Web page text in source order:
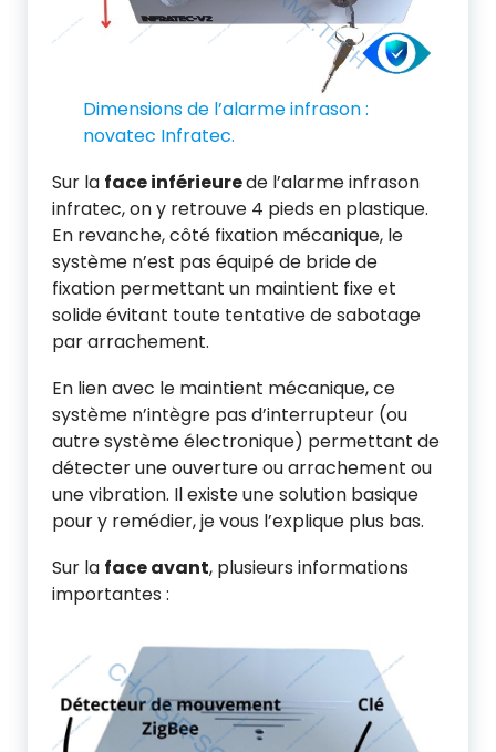
Dimensions de l’alarme infrason :
novatec Infratec.
Sur la face inférieurede l’alarme infrason
infratec, on y retrouve 4 pieds en plastique.
En revanche, côté fixation mécanique, le
système n’est pas équipé de bride de
fixation permettant un maintient fixe et
solide évitant toute tentative de sabotage
par arrachement.
En lien avec le maintient mécanique, ce
système n’intègre pas d’interrupteur (ou
autre système électronique) permettant de
détecter une ouverture ou arrachement ou
une vibration. Il existe une solution basique
pour y remédier, je vous l’explique plus bas.
Sur la face avant, plusieurs informations
importantes :